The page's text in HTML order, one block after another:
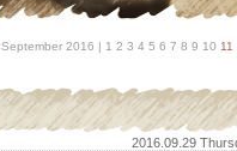
September 2016 | 1 2 3 4 5 6 7 8 9 10 11
2016.09.29